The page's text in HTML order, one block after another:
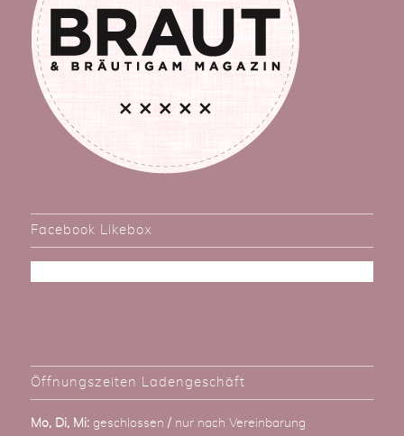
Facebook Likebox
Öffnungszeiten Ladengeschäft
Mo, Di, Mi:geschlossen / nur nach Vereinbarung